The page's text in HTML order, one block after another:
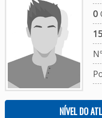
0
15
NÍVEL DO